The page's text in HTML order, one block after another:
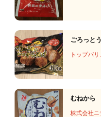
ごろっと
トップバリ
むねから
株式会社